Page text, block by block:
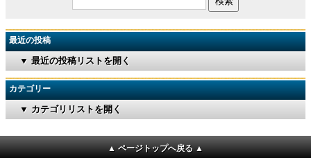
最近の投稿
▼ 最近の投稿リストを開く
カテゴリー
▼ カテゴリリストを開く
▲ ページトップへ戻る ▲